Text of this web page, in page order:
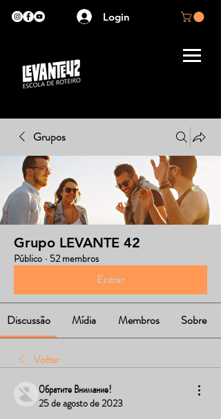
Login
Grupos
Grupo LEVANTE 42
Público · 52 membros
Entrar
Discussão Mídia Membros Sobre
Voltar
Обратите Внимание!
25 de agosto de 2023